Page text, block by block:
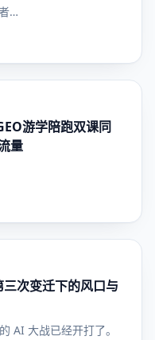
…
游学陪跑双课同
量
次变迁下的风口与
AI 大战已经开打了。